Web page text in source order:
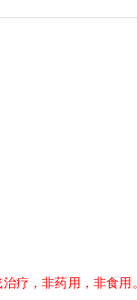
疗，非药用，非食用。